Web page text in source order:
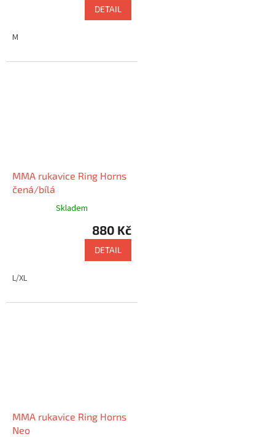
DETAIL
M
MMA rukavice Ring Horns
čená/bílá
Skladem
880 Kč
DETAIL
L/XL
MMA rukavice Ring Horns
Neo